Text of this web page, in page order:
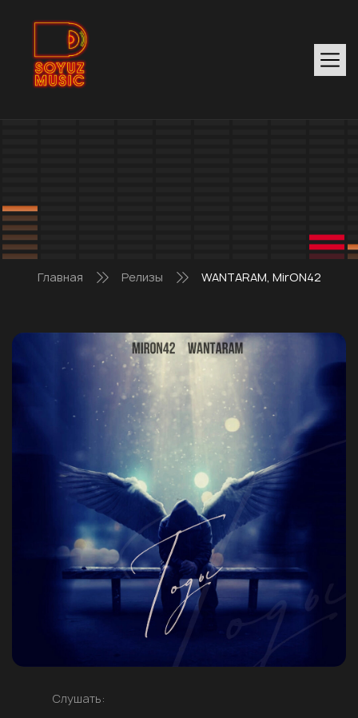
Главная Релизы WANTARAM, MirON42
Слушать: